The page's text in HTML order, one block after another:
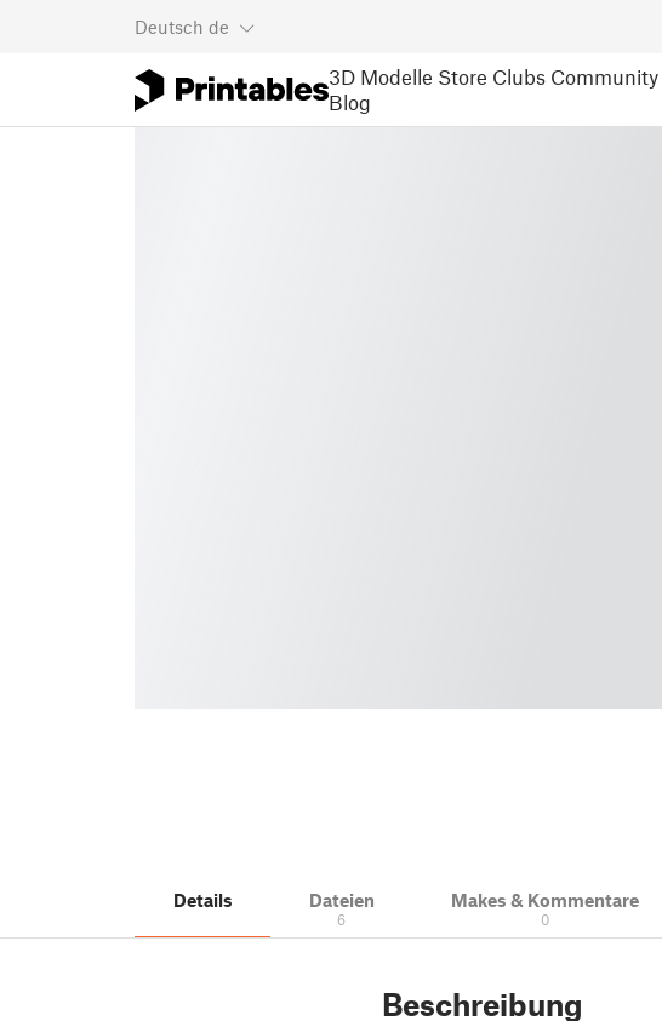
Deutsch de
3D Modelle Store Clubs Community
Blog
Details Dateien
6
Makes & Kommentare
0
Beschreibung